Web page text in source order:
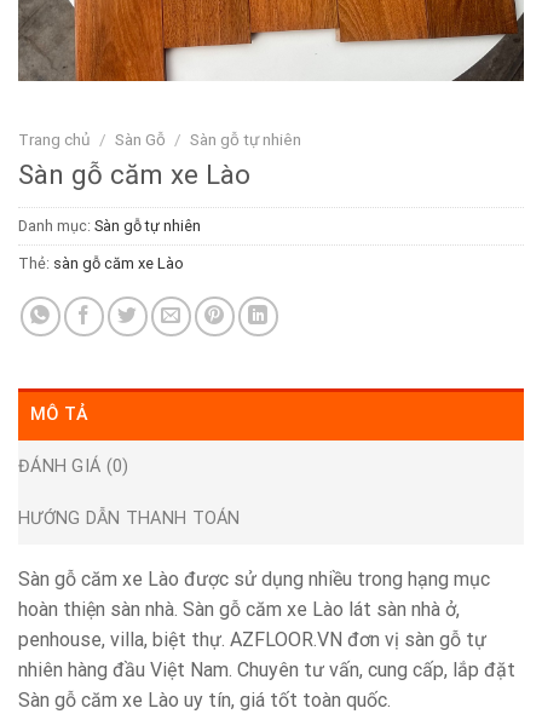
Trang chủ / Sàn Gỗ / Sàn gỗ tự nhiên
Sàn gỗ căm xe Lào
Danh mục: Sàn gỗ tự nhiên
Thẻ: sàn gỗ căm xe Lào
MÔ TẢ
ĐÁNH GIÁ (0)
HƯỚNG DẪN THANH TOÁN
Sàn gỗ căm xe Lào được sử dụng nhiều trong hạng mục
hoàn thiện sàn nhà. Sàn gỗ căm xe Lào lát sàn nhà ở,
penhouse, villa, biệt thự. AZFLOOR.VN đơn vị sàn gỗ tự
nhiên hàng đầu Việt Nam. Chuyên tư vấn, cung cấp, lắp đặt
Sàn gỗ căm xe Lào uy tín, giá tốt toàn quốc.